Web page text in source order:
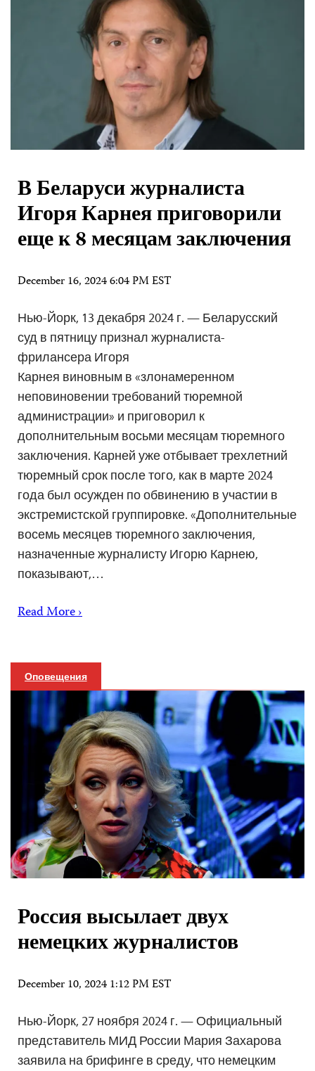
В Беларуси журналиста
Игоря Карнея приговорили
еще к 8 месяцам заключения
December 16, 2024 6:04 PM EST
Нью-Йорк, 13 декабря 2024 г. — Беларусский
суд в пятницу признал журналиста-
фрилансера Игоря
Карнея виновным в «злонамеренном
неповиновении требований тюремной
администрации» и приговорил к
дополнительным восьми месяцам тюремного
заключения. Карней уже отбывает трехлетний
тюремный срок после того, как в марте 2024
года был осужден по обвинению в участии в
экстремистской группировке. «Дополнительные
восемь месяцев тюремного заключения,
назначенные журналисту Игорю Карнею,
показывают,…
Read More ›
Оповещения
Россия высылает двух
немецких журналистов
December 10, 2024 1:12 PM EST
Нью-Йорк, 27 ноября 2024 г. — Официальный
представитель МИД России Мария Захарова
заявила на брифинге в среду, что немецким